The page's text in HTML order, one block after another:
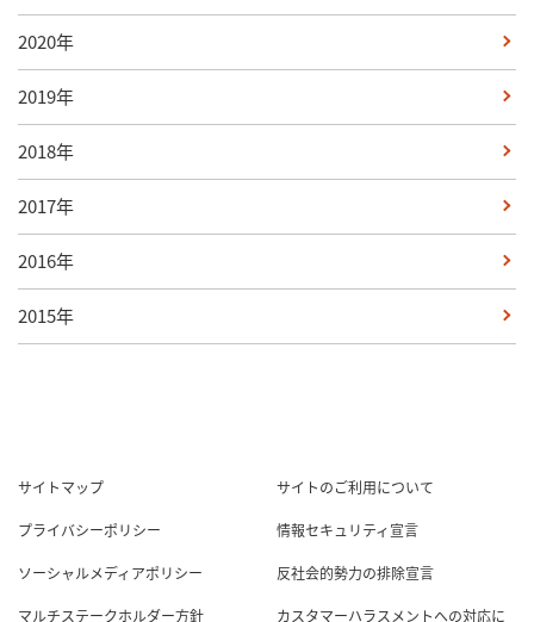
2020年
2019年
2018年
2017年
2016年
2015年
サイトマップ
サイトのご利用について
プライバシーポリシー
情報セキュリティ宣言
ソーシャルメディアポリシー
反社会的勢力の排除宣言
マルチステークホルダー方針
カスタマーハラスメントへの対応に